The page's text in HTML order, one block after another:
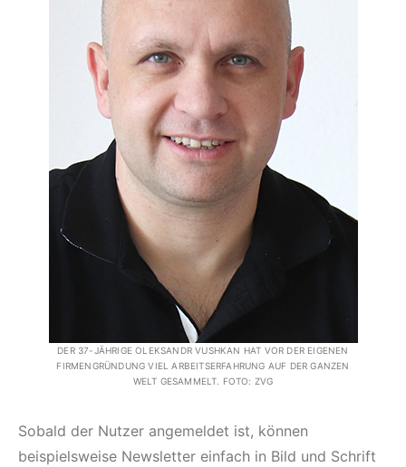
DER 37-JÄHRIGE OLEKSANDR VUSHKAN HAT VOR DER EIGENEN
FIRMENGRÜNDUNG VIEL ARBEITSERFAHRUNG AUF DER GANZEN
WELT GESAMMELT. FOTO: ZVG
Sobald der Nutzer angemeldet ist, können
beispielsweise Newsletter einfach in Bild und Schrift